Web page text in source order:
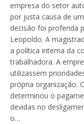
empresa do setor
por justa causa de
decisão foi proferida
Leopoldo. A
a política interna da
trabalhadora. A
utilizassem
própria organização.
determinou o
devidas no
o…